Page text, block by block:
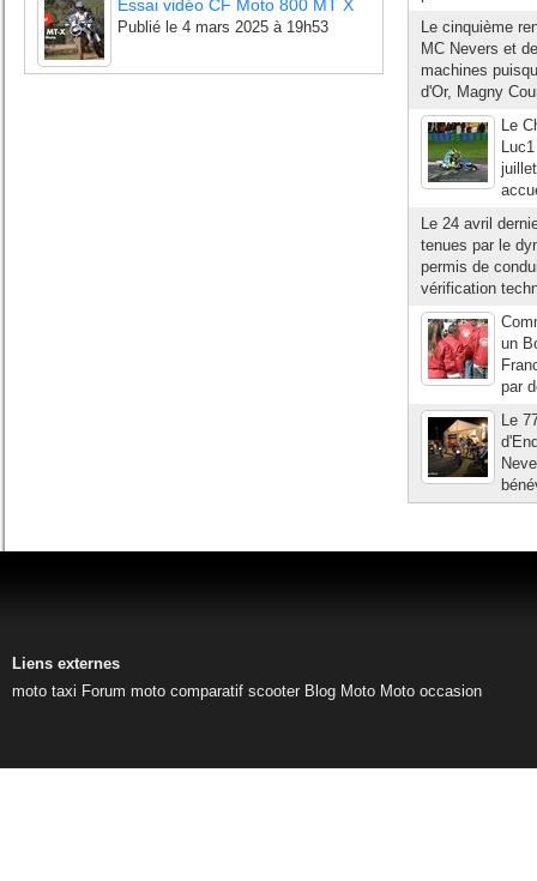
Essai vidéo CF Moto 800 MT X
Publié le 4 mars 2025 à 19h53
Le cinquième
MC Nevers et
machines
d'Or, Magny
Le
Le 24 avril
tenues par le
permis de
vérification
un
par
Le
Liens externes
moto taxi Forum moto comparatif scooter Blog Moto Moto occasion